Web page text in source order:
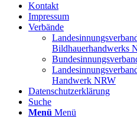
Kontakt
Impressum
Verbände
Bildhauerhandwerks
Handwerk NRW
Datenschutzerklärung
Suche
Menü Menü